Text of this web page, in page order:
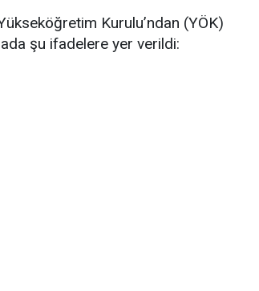
Kurulu’ndan (YÖK)
şu ifadelere yer verildi: